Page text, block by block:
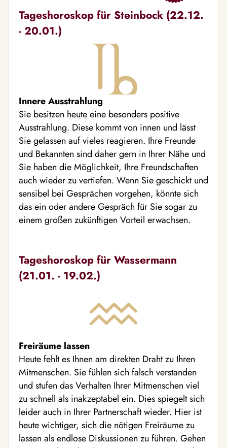
Tageshoroskop für Steinbock (22.12.
- 20.01.)
Innere Ausstrahlung
Sie besitzen heute eine besonders positive
Ausstrahlung. Diese kommt von innen und lässt
Sie gelassen auf vieles reagieren. Ihre Freunde
und Bekannten sind daher gern in Ihrer Nähe und
Sie haben die Möglichkeit, Ihre Freundschaften
auch wieder zu vertiefen. Wenn Sie geschickt und
sensibel bei Gesprächen vorgehen, könnte sich
das ein oder andere Gespräch für Sie sogar zu
einem großen zukünftigen Vorteil erwachsen.
Tageshoroskop für Wassermann
(21.01. - 19.02.)
Freiräume lassen
Heute fehlt es Ihnen am direkten Draht zu Ihren
Mitmenschen. Sie fühlen sich falsch verstanden
und stufen das Verhalten Ihrer Mitmenschen viel
zu schnell als inakzeptabel ein. Dies spiegelt sich
leider auch in Ihrer Partnerschaft wieder. Hier ist
heute wichtiger, sich die nötigen Freiräume zu
lassen als endlose Diskussionen zu führen. Gehen